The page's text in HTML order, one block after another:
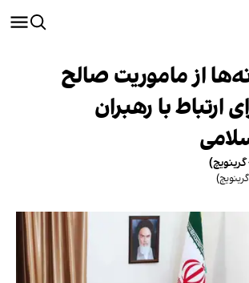
از ماموریت صالح
ارتباط با رهبران